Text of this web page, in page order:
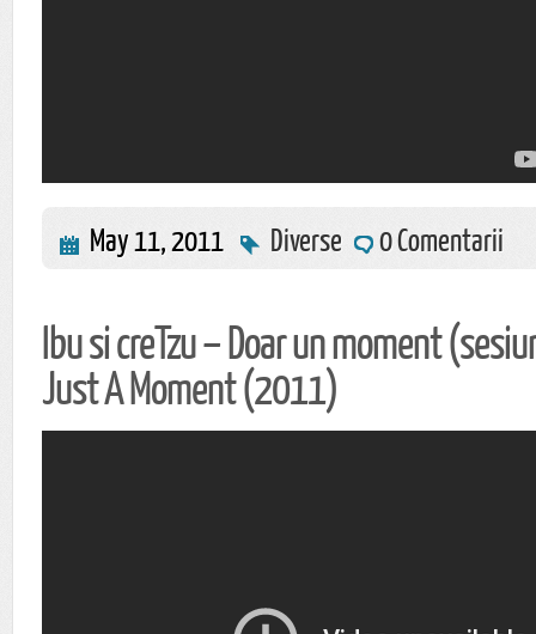
May 11, 2011 Diverse 0 Comentarii
Ibu si creTzu – Doar un moment
Just A Moment (2011)